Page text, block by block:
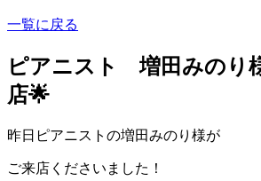
一覧に戻る
ピアニスト 増田みのり
店🌟
昨日ピアニストの増田みのり様が
ご来店くださいました！